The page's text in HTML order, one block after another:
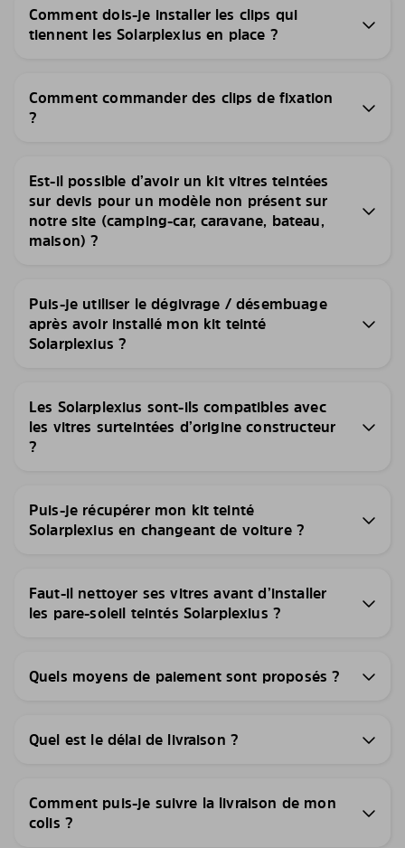
Comment dois-je installer les clips qui
tiennent les Solarplexius en place ?
Comment commander des clips de fixation
?
Est-il possible d’avoir un kit vitres teintées
sur devis pour un modèle non présent sur
notre site (camping-car, caravane, bateau,
maison) ?
Puis-je utiliser le dégivrage / désembuage
après avoir installé mon kit teinté
Solarplexius ?
Les Solarplexius sont-ils compatibles avec
les vitres surteintées d’origine constructeur
?
Puis-je récupérer mon kit teinté
Solarplexius en changeant de voiture ?
Faut-il nettoyer ses vitres avant d’installer
les pare-soleil teintés Solarplexius ?
Quels moyens de paiement sont proposés ?
Quel est le délai de livraison ?
Comment puis-je suivre la livraison de mon
colis ?